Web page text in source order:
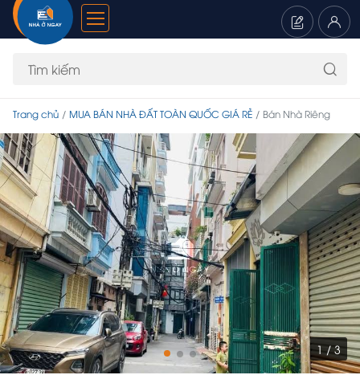
Trang chủ MUA BÁN NHÀ ĐẤT TOÀN QUỐC GIÁ RẺ Bán Nhà Riêng
1 / 3